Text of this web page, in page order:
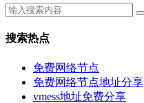
搜索热点
免费网络节点
免费网络节点地址分享
vmess地址免费分享